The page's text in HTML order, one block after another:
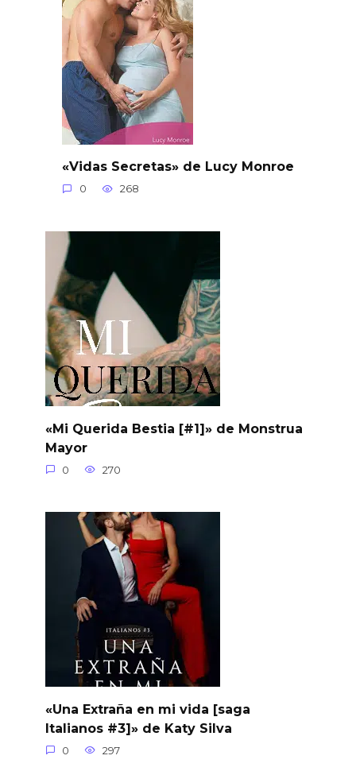
«Vidas Secretas» de Lucy Monroe
0 268
«Mi Querida Bestia [#1]» de Monstrua
Mayor
0 270
«Una Extraña en mi vida [saga
Italianos #3]» de Katy Silva
0 297